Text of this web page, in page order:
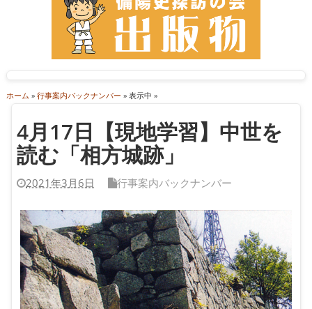
ホーム » 行事案内バックナンバー » 表示中 »
4月17日【現地学習】中世を
読む「相方城跡」
2021年3月6日 行事案内バックナンバー